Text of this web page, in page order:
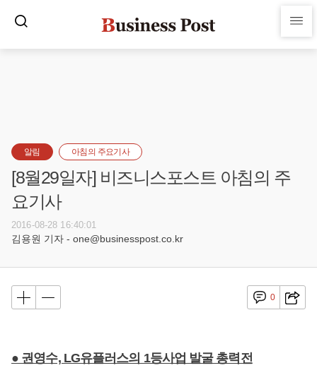
알림 아침의 주요기사
[8월29일자] 비즈니스포스트 아침의 주
요기사
2016-08-28 16:40:01
김용원 기자 - one@businesspost.co.kr
0
● 권영수, LG유플러스의 1등사업 발굴 총력전